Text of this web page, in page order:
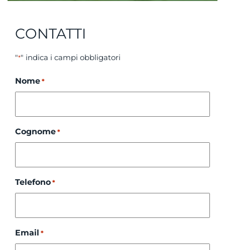
CONTATTI
"*" indica i campi obbligatori
Nome *
Cognome *
Telefono *
Email *